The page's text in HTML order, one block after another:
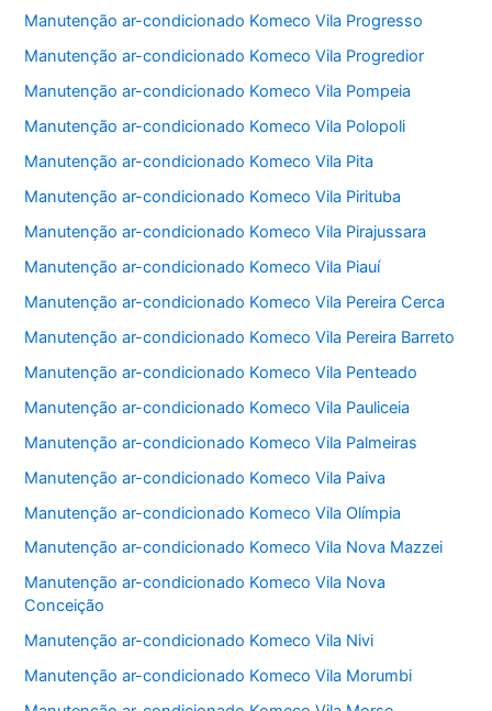
Manutenção ar-condicionado Komeco Vila Progresso
Manutenção ar-condicionado Komeco Vila Progredior
Manutenção ar-condicionado Komeco Vila Pompeia
Manutenção ar-condicionado Komeco Vila Polopoli
Manutenção ar-condicionado Komeco Vila Pita
Manutenção ar-condicionado Komeco Vila Pirituba
Manutenção ar-condicionado Komeco Vila Pirajussara
Manutenção ar-condicionado Komeco Vila Piauí
Manutenção ar-condicionado Komeco Vila Pereira Cerca
Manutenção ar-condicionado Komeco Vila Pereira Barreto
Manutenção ar-condicionado Komeco Vila Penteado
Manutenção ar-condicionado Komeco Vila Pauliceia
Manutenção ar-condicionado Komeco Vila Palmeiras
Manutenção ar-condicionado Komeco Vila Paiva
Manutenção ar-condicionado Komeco Vila Olímpia
Manutenção ar-condicionado Komeco Vila Nova Mazzei
Manutenção ar-condicionado Komeco Vila Nova
Conceição
Manutenção ar-condicionado Komeco Vila Nivi
Manutenção ar-condicionado Komeco Vila Morumbi